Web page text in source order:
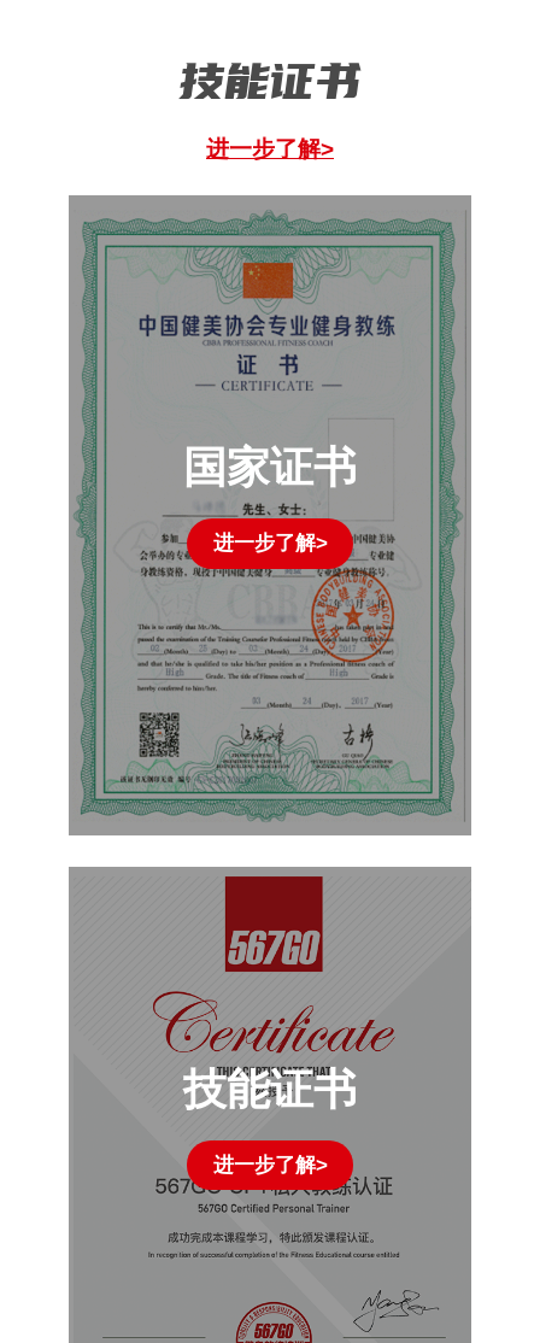
技能证书
进一步了解>
国家证书
进一步了解>
技能证书
进一步了解>